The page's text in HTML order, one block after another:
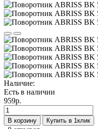
Наличие:
Есть в наличии
959р.
В корзину Купить в 1клик